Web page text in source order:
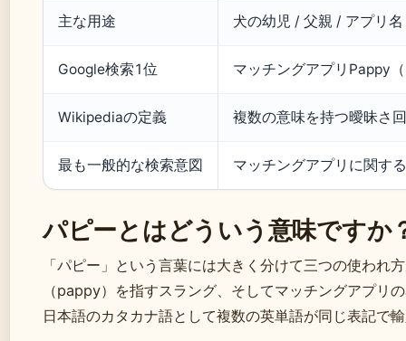
主な用途 犬の幼児 / 父親 / アプリ
Google検索1位 マッチングアプリPappy
Wikipediaの定義 複数の意味を持つ曖昧さ
最も一般的な検索意図 マッチングアプリに関す
パピーとはどういう意味ですか
「パピー」という言葉には大きく分けて三つの使われ
（pappy）を指すスラング、そしてマッチングアプリ
日本語のカタカナ語として複数の英単語が同じ表記で